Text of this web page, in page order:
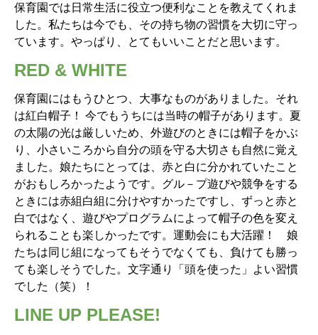
保育園では日常生活に役立つ便利なことを教えてくれま
した。私たちは今でも、その持ち物の習慣を大切に守っ
ています。やっぱり、とてもいいことだと思います。
RED & WHITE
保育園にはもうひとつ、大事なものがありました。それ
は紅白帽子！ 今でもうちには当時の帽子があります。夏
の太陽の光は厳しいため、外遊びのときには帽子をかぶ
り、小さいころから自分の頭を守る大切さも自然に覚え
ました。娘たちにとっては、赤と白に分かれていたこと
がおもしろかったようです。グル－プ遊びや競争をする
ときには赤組白組に分けやすかったですし、ずっと赤と
白ではなく、遊びやプログラムによって帽子の色を変え
られることも楽しかったです。運動会にも大活躍！ 娘
たちは同じ組になってもそうでなくても、負けても勝っ
ても楽しそうでした。文字通り「頭を使った」よい習慣
でした（笑）！
LINE UP PLEASE!